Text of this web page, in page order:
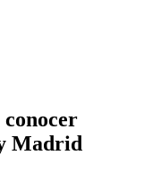
Madrid